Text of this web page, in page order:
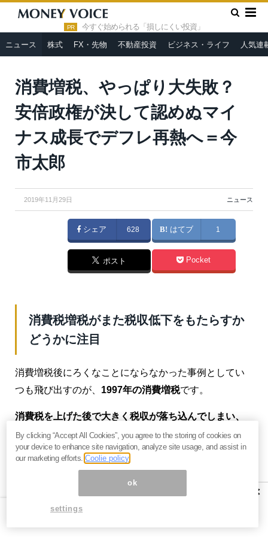
PR 今すぐ始められる「損しにくい投資」
ニュース 株式 FX・先物 不動産投資 ビジネス・ライフ 人気連
HOME » ニュース »
消費増税、やっぱり大失敗？ 安倍政権が
決して認めぬマイナス成長でデフレ再熱へ＝今市太郎
消費増税、やっぱり大失敗？
安倍政権が決して認めぬマイ
ナス成長でデフレ再熱へ＝今
市太郎
2019年11月29日 ニュース
シェア 628 はてブ 1
ポスト Pocket
消費税増税がまた税収低下をもたらすか
どうかに注目
消費増税後にろくなことにならなかった事例としてい
つも飛び出すのが、 1997年の消費増税です。
消費税を上げた後で大きく税収が落ち込んでしまい、
完全なデフレに突入してしまったケースが常にビジネ
スケースとして挙げられます。
とはいえ、「消費税率の引き上げが経済混乱を引き起
こし、税収低下になった」とする説に異を唱える学者
やアナリストが多い
×
By clicking “Accept All Cookies”, you agree to the storing of cookies on
your device to enhance site navigation, analyze site usage, and assist in
our marketing efforts.Coolie policy
ok
settings